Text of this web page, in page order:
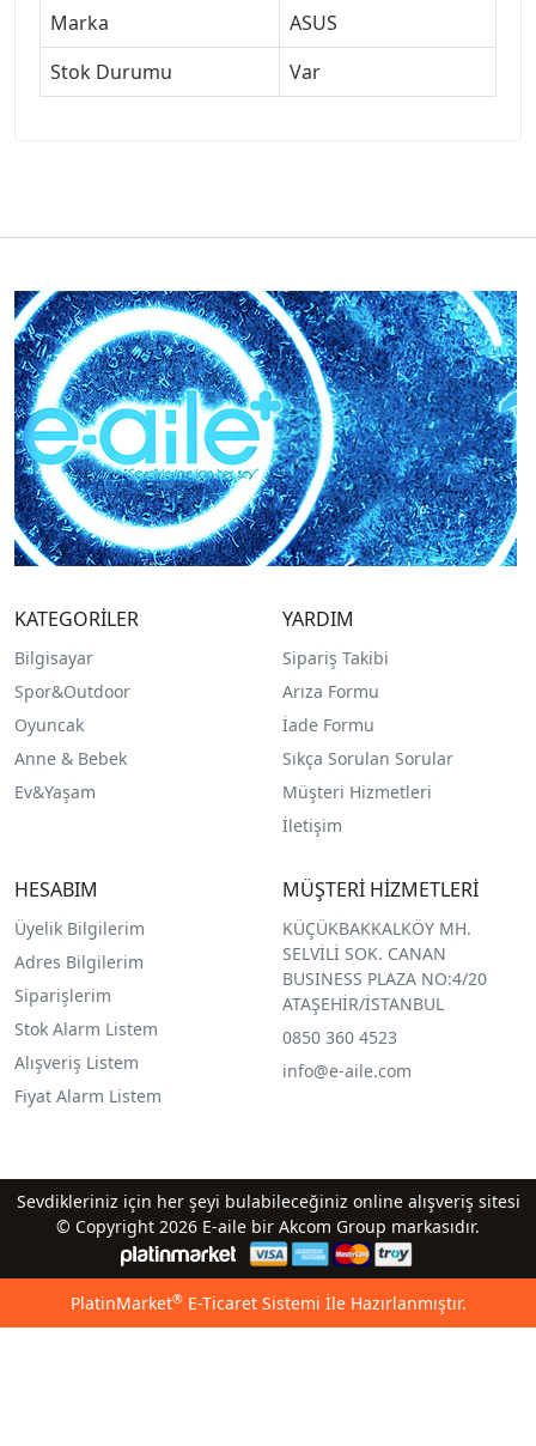
Marka
ASUS
Stok Durumu
Var
KATEGORİLER
Bilgisayar
Spor&Outdoor
Oyuncak
Anne & Bebek
Ev&Yaşam
YARDIM
Sipariş Takibi
Arıza Formu
İade Formu
Sıkça Sorulan Sorular
Müşteri Hizmetleri
İletişim
HESABIM
Üyelik Bilgilerim
Adres Bilgilerim
Siparişlerim
Stok Alarm Listem
Alışveriş Listem
Fiyat Alarm Listem
MÜŞTERİ HİZMETLERİ
KÜÇÜKBAKKALKÖY MH.
SELVİLİ SOK. CANAN
BUSINESS PLAZA NO:4/20
ATAŞEHİR/İSTANBUL
0850 360 4523
info@e-aile.com
Sevdikleriniz için her şeyi bulabileceğiniz online alışveriş sitesi
© Copyright 2026 E-aile bir Akcom Group markasıdır.
PlatinMarket®E-Ticaret Sistemi İle Hazırlanmıştır.